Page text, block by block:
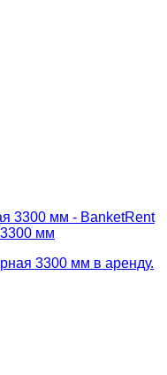
3300 мм
3300 мм в аренду.